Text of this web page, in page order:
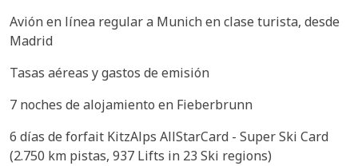
Avión en línea regular a Munich en clase turista, desde
Madrid
Tasas aéreas y gastos de emisión
7 noches de alojamiento en Fieberbrunn
6 días de forfait KitzAlps AllStarCard - Super Ski Card
(2.750 km pistas, 937 Lifts in 23 Ski regions)